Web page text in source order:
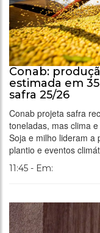
Conab:
estimada em
safra 25/26
Conab projeta safra
toneladas, mas clima
Soja e milho lideram a
plantio e eventos
11:45 - Em: